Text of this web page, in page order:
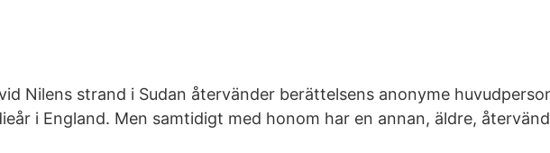
Nilens strand i Sudan återvänder berättelsens anonyme
i England. Men samtidigt med honom har en annan, äldre,